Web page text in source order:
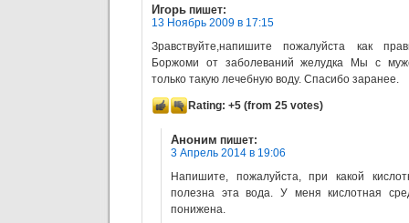
Игорь пишет:
13 Ноябрь 2009 в 17:15
Зравствуйте,напишите пожалуйста как
Боржоми от заболеваний желудка Мы с
только такую лечебную воду. Спасибо заранее.
Rating: +5 (from 25 votes)
Аноним пишет:
3 Апрель 2014 в 19:06
Напишите, пожалуйста, при какой
полезна эта вода. У меня кислотная
понижена.